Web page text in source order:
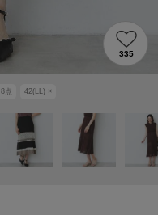
8点 42(LL) ×
335